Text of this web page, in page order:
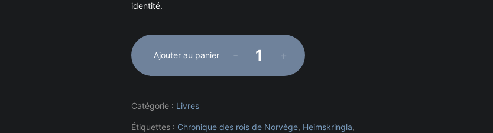
identité.
Ajouter au panier -
quantité
chronique
+
Catégorie : Livres
Étiquettes : Chronique des rois de Norvège, Heimskringla,